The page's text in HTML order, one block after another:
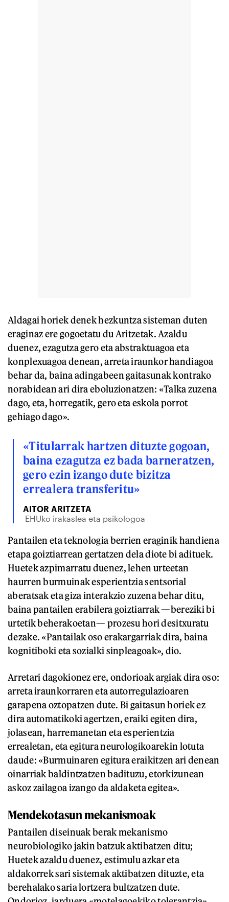
Aldagai horiek denek hezkuntza sisteman duten
eraginaz ere gogoetatu du Aritzetak. Azaldu
duenez, ezagutza gero eta abstraktuagoa eta
konplexuagoa denean, arreta iraunkor handiagoa
behar da, baina adingabeen gaitasunak kontrako
norabidean ari dira eboluzionatzen: «Talka zuzena
dago, eta, horregatik, gero eta eskola porrot
gehiago dago».
«Titularrak hartzen dituzte gogoan,
baina ezagutza ez bada barneratzen,
gero ezin izango dute bizitza
errealera transferitu»
AITOR ARITZETA
EHUko irakaslea eta psikologoa
Pantailen eta teknologia berrien eraginik handiena
etapa goiztiarrean gertatzen dela diote bi adituek.
Huetek azpimarratu duenez, lehen urteetan
haurren burmuinak esperientzia sentsorial
aberatsak eta giza interakzio zuzena behar ditu,
baina pantailen erabilera goiztiarrak —bereziki bi
urtetik beherakoetan— prozesu hori desitxuratu
dezake. «Pantailak oso erakargarriak dira, baina
kognitiboki eta sozialki sinpleagoak», dio.
Arretari dagokionez ere, ondorioak argiak dira oso:
arreta iraunkorraren eta autorregulazioaren
garapena oztopatzen dute. Bi gaitasun horiek ez
dira automatikoki agertzen, eraiki egiten dira,
jolasean, harremanetan eta esperientzia
errealetan, eta egitura neurologikoarekin lotuta
daude: «Burmuinaren egitura eraikitzen ari denean
oinarriak baldintzatzen badituzu, etorkizunean
askoz zailagoa izango da aldaketa egitea».
Mendekotasun mekanismoak
Pantailen diseinuak berak mekanismo
neurobiologiko jakin batzuk aktibatzen ditu;
Huetek azaldu duenez, estimulu azkar eta
aldakorrek sari sistemak aktibatzen dituzte, eta
berehalako saria lortzera bultzatzen dute.